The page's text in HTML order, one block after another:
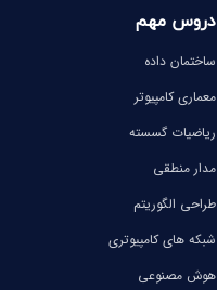
دروس مهم
ساختمان داده
معماری کامپیوتر
ریاضیات گسسته
مدار منطقی
طراحی الگوریتم
شبکه های کامپیوتری
هوش مصنوعی